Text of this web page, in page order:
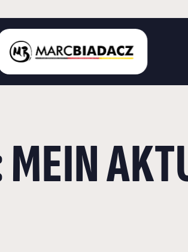
ÜBER MICH
BÖBLINGEN
BUNDESTAG